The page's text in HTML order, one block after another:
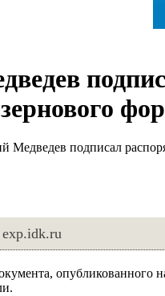
подписал
exp.idk.ru